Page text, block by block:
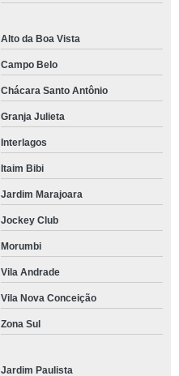
Alto da Boa Vista
Campo Belo
Chácara Santo Antônio
Granja Julieta
Interlagos
Itaim Bibi
Jardim Marajoara
Jockey Club
Morumbi
Vila Andrade
Vila Nova Conceição
Zona Sul
Jardim Paulista